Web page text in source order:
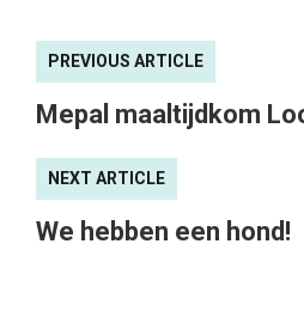
PREVIOUS ARTICLE
Mepal maaltijdkom
NEXT ARTICLE
We hebben een hond!